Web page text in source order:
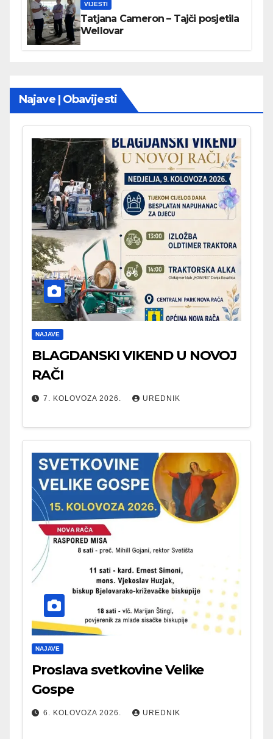
VIJESTI
Tatjana Cameron – Tajči posjetila
Wellovar
Najave | Obavijesti
NAJAVE
BLAGDANSKI VIKEND U NOVOJ
RAČI
7. KOLOVOZA 2026. UREDNIK
NAJAVE
Proslava svetkovine Velike
Gospe
6. KOLOVOZA 2026. UREDNIK